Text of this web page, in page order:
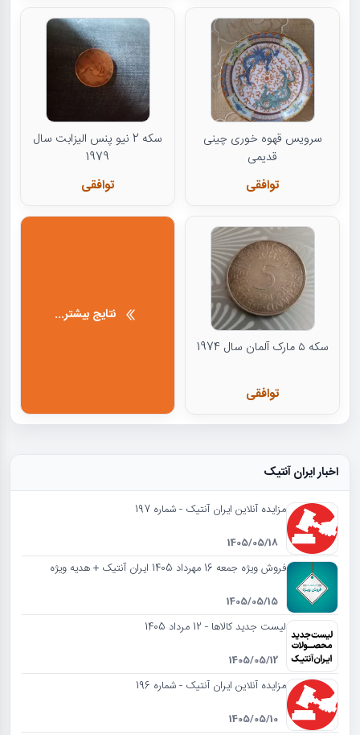
سرویس قهوه خوری چینی
قدیمی
توافقی
سکه 2 نیو پنس الیزابت سال
1979
توافقی
سکه ۵ مارک آلمان سال 1974
توافقی
نتایج بیشتر...
اخبار ایران آنتیک
مزایده آنلاین ایران آنتیک - شماره 197
1405/05/18
فروش ویژه جمعه 16 مهرداد 1405 ایران آنتیک + هدیه ویژه
1405/05/15
لیست جدید کالاها - 12 مرداد 1405
1405/05/12
مزایده آنلاین ایران آنتیک - شماره 196
1405/05/10